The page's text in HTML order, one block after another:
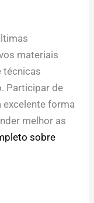
materiais
técnicas
Participar de
forma
melhor as
sobre